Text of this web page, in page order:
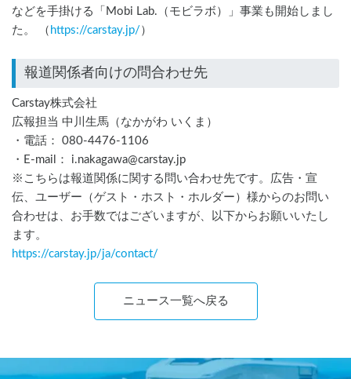
などを手掛ける「Mobi Lab.（モビラボ）」事業も開始しまし
た。 （ https://carstay.jp/ ）
報道関係者向けの問合わせ先
Carstay株式会社
広報担当 中川生馬（なかがわ いくま）
・電話： 080-4476-1106
・E-mail： i.nakagawa@carstay.jp
※こちらは報道関係に関する問い合わせ先です。広告・宣
伝、ユーザー（ゲスト・ホスト・ホルダー）様からのお問い
合わせは、お手数ではございますが、以下からお願いいたし
ます。
https://carstay.jp/ja/contact/
ニュース一覧へ戻る